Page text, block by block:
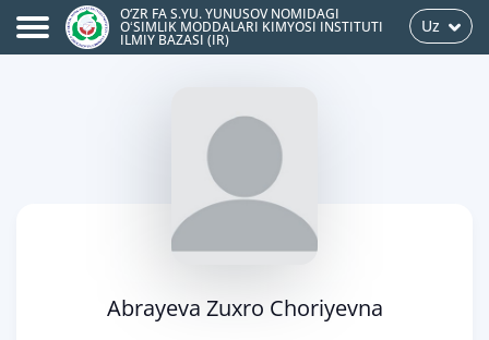
O‘ZR FA S.YU. YUNUSOV NOMIDAGI
OʻSIMLIK MODDALARI KIMYOSI INSTITUTI
ILMIY BAZASI (IR)
Uz
Abrayeva Zuxro Choriyevna